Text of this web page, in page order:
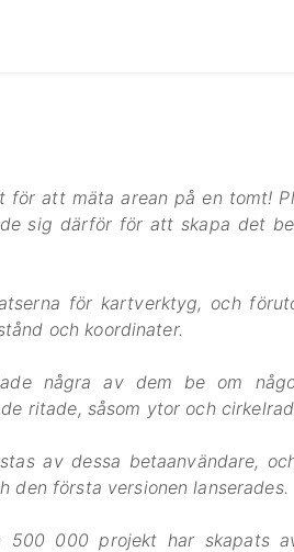
att mäta arean på en tomt!
sig därför för att skapa det
för kartverktyg, och
och koordinater.
några av dem be om
ritade, såsom ytor och
av dessa betaanvändare,
första versionen lanserades.
500 000 projekt har skapats